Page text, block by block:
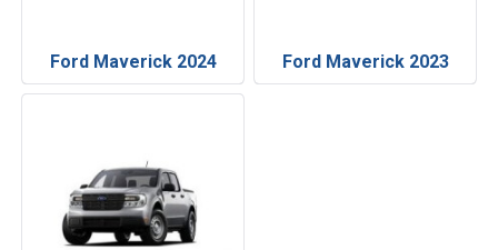
Ford Maverick 2024 Ford Maverick 2023